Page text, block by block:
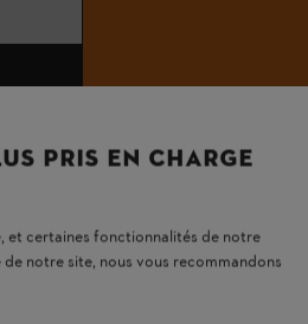
PRIS EN CHARGE
et certaines fonctionnalités de notre
notre site, nous vous recommandons